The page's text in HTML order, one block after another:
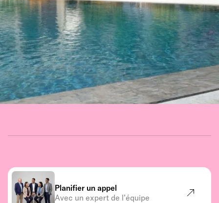
Planifier un appel
Avec un expert de l’équipe